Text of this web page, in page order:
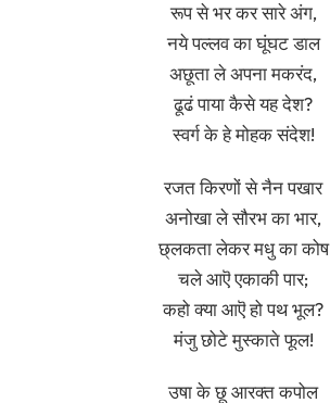
रूप से भर कर सारे अंग,
नये पल्लव का घूंघट डाल
अछूता ले अपना मकरंद,
ढूढं पाया कैसे यह देश?
स्वर्ग के हे मोहक संदेश!
रजत किरणों से नैन पखार
अनोखा ले सौरभ का भार,
छ्लकता लेकर मधु का कोष
चले आऎ एकाकी पार;
कहो क्या आऎ हो पथ भूल?
मंजु छोटे मुस्काते फूल!
उषा के छू आरक्त कपोल